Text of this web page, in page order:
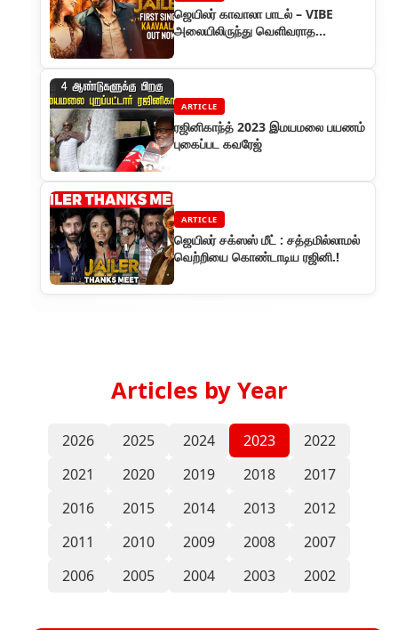
ஜெயிலர் காவாலா பாடல் – VIBE
அலையிலிருந்து வெளிவராத
ARTICLE
ரஜினிகாந்த் 2023 இமயமலை பயணம்
புகைப்பட கவரேஜ்
ARTICLE
ஜெயிலர் சக்ஸஸ் மீட் : சத்தமில்லாமல்
வெற்றியை கொண்டாடிய ரஜினி.!
Articles by Year
2026 2025 2024 2023
2022
2021
2020 2019 2018
2017
2016
2015 2014 2013
2012
2011
2010 2009 2008
2007
2006
2005 2004 2003 2002